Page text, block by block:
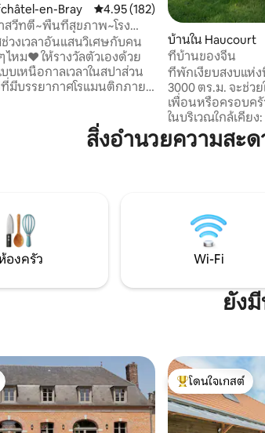
en-Bray คะแนนเฉลี่ย 4.95 จาก 5, 182 รีวิว
4.95 (182)
สวีทตี้~พื้นที่สุขภาพ~โรง
าไฟ
วงเวลาอันแสนวิเศษกับคน
วัลตัวเองด้วย
เหนือกาลเวลาในสปาส่วน
มีบรรยากาศโรแมนติกภาย
พื้นที่สุขภาพที่ยอดเยี่ยมพร้อม
นาด XXL • ซาวน่า • สมาร์ททีวี
บ้านใน Haucourt
ที่บ้านของจีน
ที่พักเงียบสงบแห่
3000 ตร.ม. จะช่
เพื่อนหรือครอบค
ในบริเวณใกล้เคีย
และทางเข้ากรีนเ
Gerberoy ซึ่งเป็น
Dieppe และ Bay
ร้านค้าทั้งหมดอยู่
สิ่งอำนวยความสะ
องครัว Wi-Fi
ยัง
โดนใจเกสต์ที่สุด
โดนใจเกสต์